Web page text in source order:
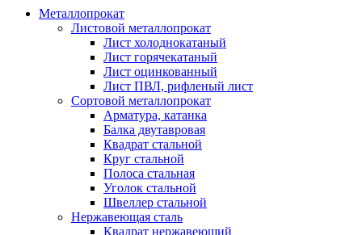
Металлопрокат
Листовой металлопрокат
Лист холоднокатаный
Лист горячекатаный
Лист оцинкованный
Лист ПВЛ, рифленый лист
Сортовой металлопрокат
Арматура, катанка
Балка двутавровая
Квадрат стальной
Круг стальной
Полоса стальная
Уголок стальной
Швеллер стальной
Нержавеющая сталь
Квадрат нержавеющий